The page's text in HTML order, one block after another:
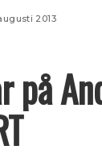
2013
på